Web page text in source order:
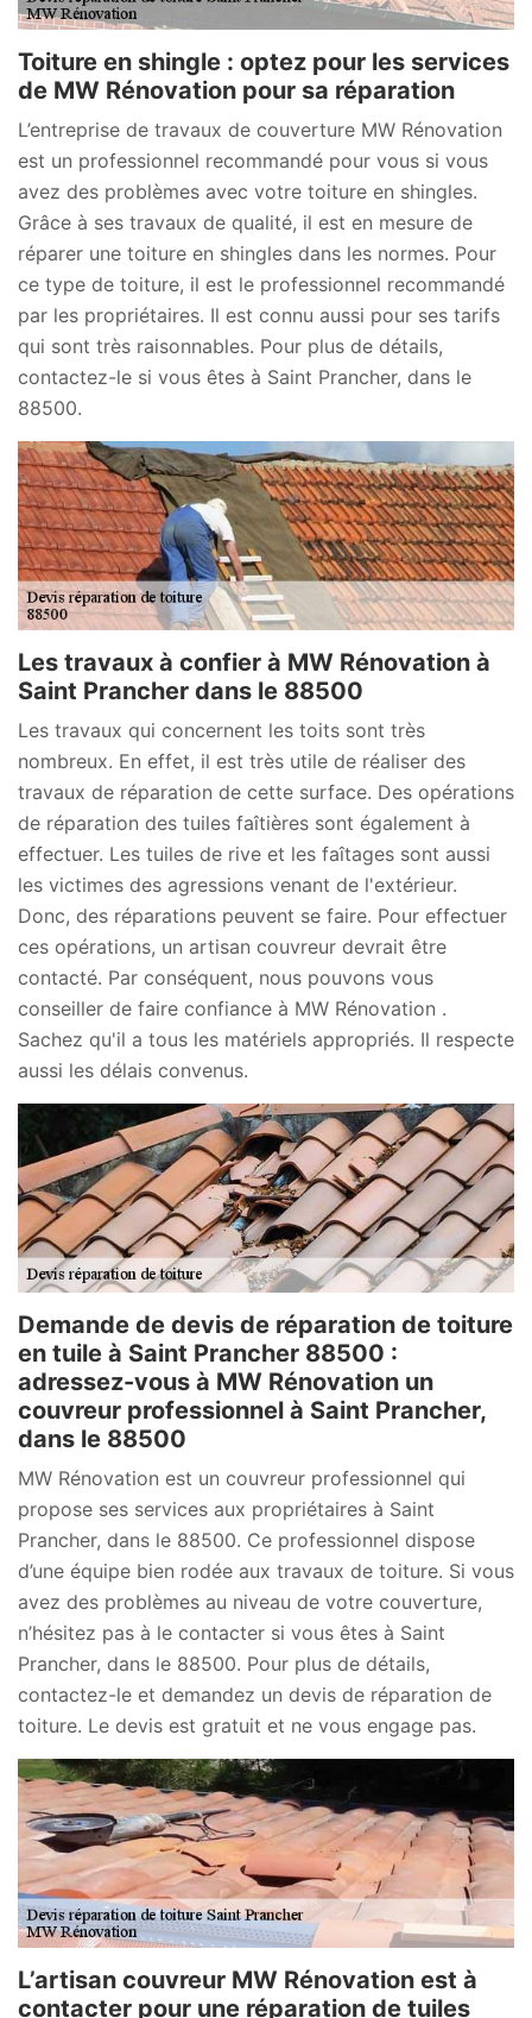
Toiture en shingle : optez pour les services
de MW Rénovation pour sa réparation
L’entreprise de travaux de couverture MW Rénovation
est un professionnel recommandé pour vous si vous
avez des problèmes avec votre toiture en shingles.
Grâce à ses travaux de qualité, il est en mesure de
réparer une toiture en shingles dans les normes. Pour
ce type de toiture, il est le professionnel recommandé
par les propriétaires. Il est connu aussi pour ses tarifs
qui sont très raisonnables. Pour plus de détails,
contactez-le si vous êtes à Saint Prancher, dans le
88500.
Les travaux à confier à MW Rénovation à
Saint Prancher dans le 88500
Les travaux qui concernent les toits sont très
nombreux. En effet, il est très utile de réaliser des
travaux de réparation de cette surface. Des opérations
de réparation des tuiles faîtières sont également à
effectuer. Les tuiles de rive et les faîtages sont aussi
les victimes des agressions venant de l'extérieur.
Donc, des réparations peuvent se faire. Pour effectuer
ces opérations, un artisan couvreur devrait être
contacté. Par conséquent, nous pouvons vous
conseiller de faire confiance à MW Rénovation .
Sachez qu'il a tous les matériels appropriés. Il respecte
aussi les délais convenus.
Demande de devis de réparation de toiture
en tuile à Saint Prancher 88500 :
adressez-vous à MW Rénovation un
couvreur professionnel à Saint Prancher,
dans le 88500
MW Rénovation est un couvreur professionnel qui
propose ses services aux propriétaires à Saint
Prancher, dans le 88500. Ce professionnel dispose
d’une équipe bien rodée aux travaux de toiture. Si vous
avez des problèmes au niveau de votre couverture,
n’hésitez pas à le contacter si vous êtes à Saint
Prancher, dans le 88500. Pour plus de détails,
contactez-le et demandez un devis de réparation de
toiture. Le devis est gratuit et ne vous engage pas.
L’artisan couvreur MW Rénovation est à
contacter pour une réparation de tuiles